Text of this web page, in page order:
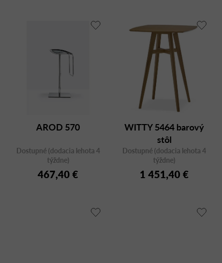
AROD 570
Dostupné (dodacia lehota 4
týždne)
467,40 €
WITTY 5464 barový
stôl
Dostupné (dodacia lehota 4
týždne)
1 451,40 €